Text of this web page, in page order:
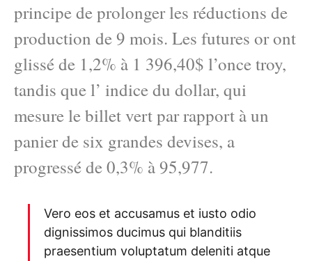
principe de prolonger les réductions de
production de 9 mois. Les futures or ont
glissé de 1,2% à 1 396,40$ l’once troy,
tandis que l’ indice du dollar, qui
mesure le billet vert par rapport à un
panier de six grandes devises, a
progressé de 0,3% à 95,977.
Vero eos et accusamus et iusto odio
dignissimos ducimus qui blanditiis
praesentium voluptatum deleniti atque